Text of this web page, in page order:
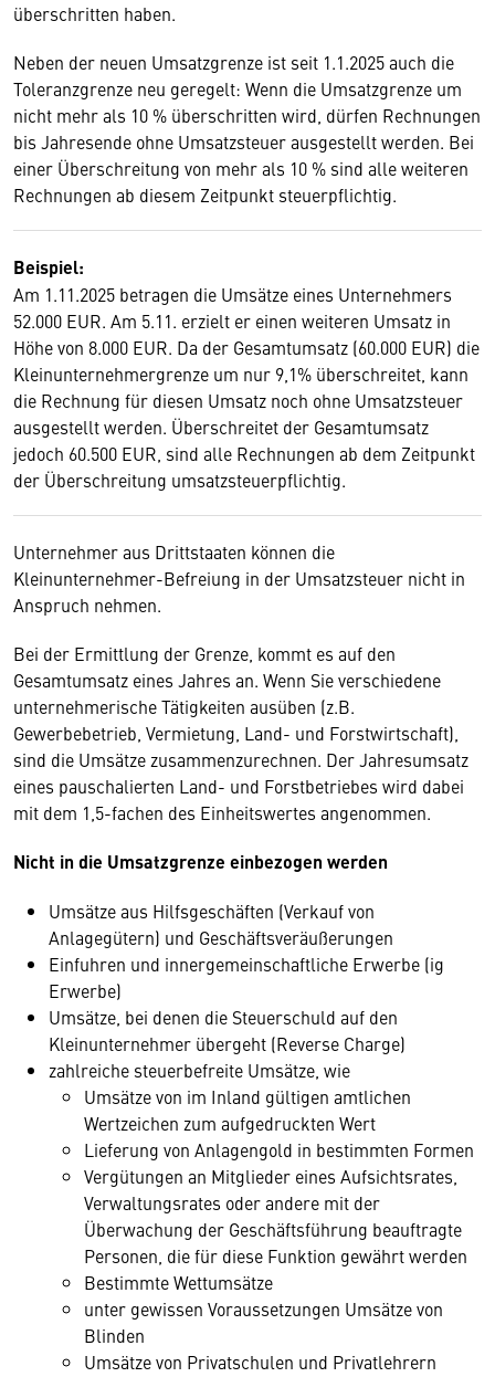
überschritten haben.
Neben der neuen Umsatzgrenze ist seit 1.1.2025 auch die
Toleranzgrenze neu geregelt: Wenn die Umsatzgrenze um
nicht mehr als 10 % überschritten wird, dürfen Rechnungen
bis Jahresende ohne Umsatzsteuer ausgestellt werden. Bei
einer Überschreitung von mehr als 10 % sind alle weiteren
Rechnungen ab diesem Zeitpunkt steuerpflichtig.
Beispiel:
Am 1.11.2025 betragen die Umsätze eines Unternehmers
52.000 EUR. Am 5.11. erzielt er einen weiteren Umsatz in
Höhe von 8.000 EUR. Da der Gesamtumsatz (60.000 EUR) die
Kleinunternehmergrenze um nur 9,1% überschreitet, kann
die Rechnung für diesen Umsatz noch ohne Umsatzsteuer
ausgestellt werden. Überschreitet der Gesamtumsatz
jedoch 60.500 EUR, sind alle Rechnungen ab dem Zeitpunkt
der Überschreitung umsatzsteuerpflichtig.
Unternehmer aus Drittstaaten können die
Kleinunternehmer-Befreiung in der Umsatzsteuer nicht in
Anspruch nehmen.
Bei der Ermittlung der Grenze, kommt es auf den
Gesamtumsatz eines Jahres an. Wenn Sie verschiedene
unternehmerische Tätigkeiten ausüben (z.B.
Gewerbebetrieb, Vermietung, Land- und Forstwirtschaft),
sind die Umsätze zusammenzurechnen. Der Jahresumsatz
eines pauschalierten Land- und Forstbetriebes wird dabei
mit dem 1,5-fachen des Einheitswertes angenommen.
Nicht in die Umsatzgrenze einbezogen werden
Umsätze aus Hilfsgeschäften (Verkauf von
Anlagegütern) und Geschäftsveräußerungen
Einfuhren und innergemeinschaftliche Erwerbe (ig
Erwerbe)
Umsätze, bei denen die Steuerschuld auf den
Kleinunternehmer übergeht (Reverse Charge)
zahlreiche steuerbefreite Umsätze, wie
Umsätze von im Inland gültigen amtlichen
Wertzeichen zum aufgedruckten Wert
Lieferung von Anlagengold in bestimmten Formen
Vergütungen an Mitglieder eines Aufsichtsrates,
Verwaltungsrates oder andere mit der
Überwachung der Geschäftsführung beauftragte
Personen, die für diese Funktion gewährt werden
Bestimmte Wettumsätze
unter gewissen Voraussetzungen Umsätze von
Blinden
Umsätze von Privatschulen und Privatlehrern